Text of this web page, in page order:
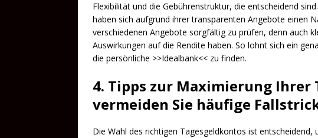
Flexibilität und die Gebührenstruktur, die entscheidend
haben sich aufgrund ihrer transparenten Angebote einen
verschiedenen Angebote sorgfältig zu prüfen, denn auch
Auswirkungen auf die Rendite haben. So lohnt sich ein
die persönliche >>Idealbank<< zu finden.
4. Tipps zur Maximierung Ihrer
vermeiden Sie häufige
Die Wahl des richtigen Tagesgeldkontos ist